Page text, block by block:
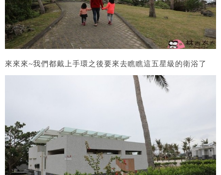
來來來~我們都戴上手環之後要來去瞧瞧這五星級的衛浴了